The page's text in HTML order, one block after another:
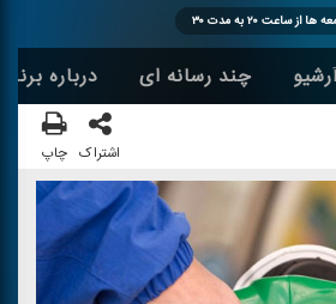
ها از ساعت ۲۰ به مدت ۳۰
چند رسانه ای درباره
اشتراک چاپ